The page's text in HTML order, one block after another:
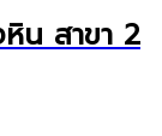
น สาขา 2